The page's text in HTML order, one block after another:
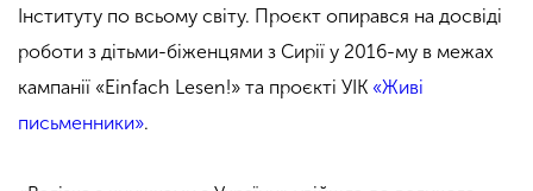
Інституту по всьому світу. Проєкт опирався на досвіді
роботи з дітьми-біженцями з Сирії у 2016-му в межах
кампанії «Einfach Lesen!» та проєкті УІК «Живі
письменники».